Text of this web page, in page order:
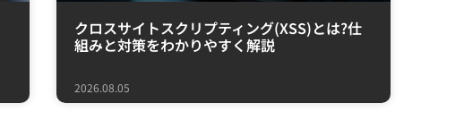
クロスサイトスクリプティング(XSS)とは?仕
組みと対策をわかりやすく解説
2026.08.05